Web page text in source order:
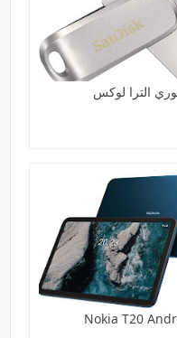
الترا لوكس